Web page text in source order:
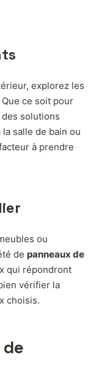
explorez les
ce soit pour
solutions
salle de bain ou
à prendre
ou
de panneaux de
qui répondront
vérifier la
choisis.